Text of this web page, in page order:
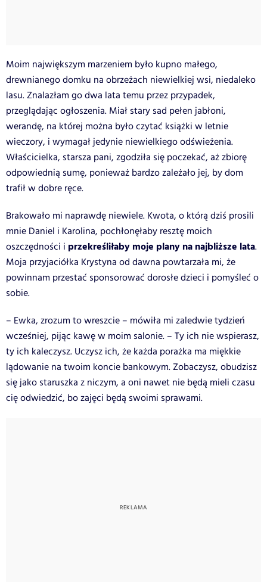
Moim największym marzeniem było kupno małego,
drewnianego domku na obrzeżach niewielkiej wsi, niedaleko
lasu. Znalazłam go dwa lata temu przez przypadek,
przeglądając ogłoszenia. Miał stary sad pełen jabłoni,
werandę, na której można było czytać książki w letnie
wieczory, i wymagał jedynie niewielkiego odświeżenia.
Właścicielka, starsza pani, zgodziła się poczekać, aż zbiorę
odpowiednią sumę, ponieważ bardzo zależało jej, by dom
trafił w dobre ręce.
Brakowało mi naprawdę niewiele. Kwota, o którą dziś prosili
mnie Daniel i Karolina, pochłonęłaby resztę moich
oszczędności i przekreśliłaby moje plany na najbliższe lata.
Moja przyjaciółka Krystyna od dawna powtarzała mi, że
powinnam przestać sponsorować dorosłe dzieci i pomyśleć o
sobie.
– Ewka, zrozum to wreszcie – mówiła mi zaledwie tydzień
wcześniej, pijąc kawę w moim salonie. – Ty ich nie wspierasz,
ty ich kaleczysz. Uczysz ich, że każda porażka ma miękkie
lądowanie na twoim koncie bankowym. Zobaczysz, obudzisz
się jako staruszka z niczym, a oni nawet nie będą mieli czasu
cię odwiedzić, bo zajęci będą swoimi sprawami.